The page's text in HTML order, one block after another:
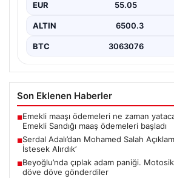
önemli…
EUR 55.05
ALTIN 6500.3
BTC 3063076
Son Eklenen Haberler
■Emekli maaşı ödemeleri ne zaman
Emekli Sandığı maaş ödemeleri başladı
■Serdal Adalı’dan Mohamed Salah
İstesek Alırdık’
■Beyoğlu’nda çıplak adam paniği.
döve döve gönderdiler